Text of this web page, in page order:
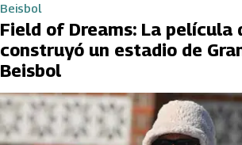
Beisbol
Field of Dreams: La película
construyó un estadio de
Beisbol